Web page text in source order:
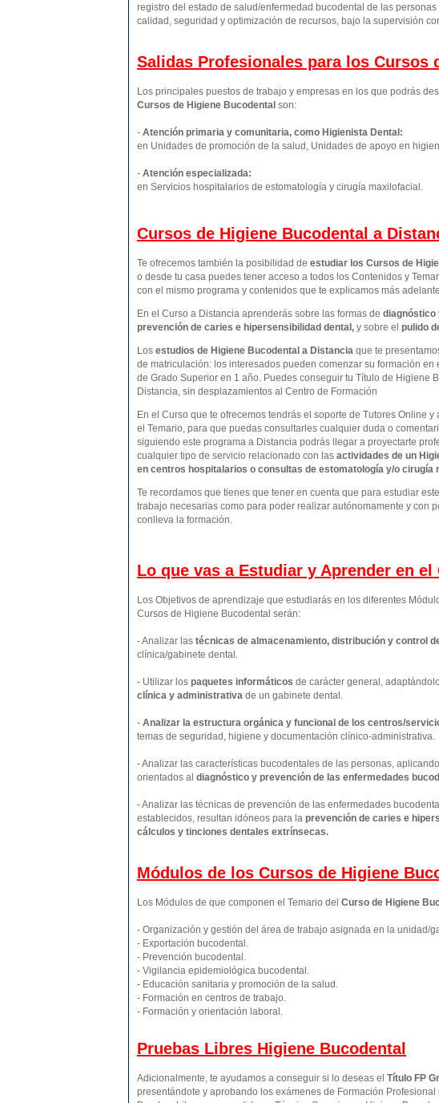
registro del estado de salud/enfermedad bucodental de las
calidad, seguridad y optimización de recursos, bajo la supervisión
Salidas Profesionales para los Cursos
Los principales puestos de trabajo y empresas en los que podrás
Cursos de Higiene Bucodental son:
- Atención primaria y comunitaria, como Higienista Dental:
en Unidades de promoción de la salud, Unidades de apoyo en
- Atención especializada:
en Servicios hospitalarios de estomatología y cirugía maxilofacial.
Cursos de Higiene Bucodental a
Te ofrecemos también la posibilidad de estudiar los Cursos de
o desde tu casa puedes tener acceso a todos los Contenidos y
con el mismo programa y contenidos que te explicamos más adelante.
En el Curso a Distancia aprenderás sobre las formas de diagnóstico
prevención de caries e hipersensibilidad dental, y sobre el pulido
Los estudios de Higiene Bucodental a Distancia que te
de matriculación: los interesados pueden comenzar su formación
de Grado Superior en 1 año. Puedes conseguir tu Título de Higiene
Distancia, sin desplazamientos al Centro de Formación
En el Curso que te ofrecemos tendrás el soporte de Tutores Online
el Temario, para que puedas consultarles cualquier duda o
siguiendo este programa a Distancia podrás llegar a proyectarte
cualquier tipo de servicio relacionado con las actividades de un
en centros hospitalarios o consultas de estomatología y/o cirugía
Te recordamos que tienes que tener en cuenta que para estudiar
trabajo necesarias como para poder realizar autónomamente y con
conlleva la formación.
Lo que vas a Estudiar y Aprender en
Los Objetivos de aprendizaje que estudiarás en los diferentes
Cursos de Higiene Bucodental serán:
- Analizar las técnicas de almacenamiento, distribución y control
clínica/gabinete dental.
- Utilizar los paquetes informáticos de carácter general,
clínica y administrativa de un gabinete dental.
- Analizar la estructura orgánica y funcional de los centros/
temas de seguridad, higiene y documentación clínico-administrativa.
- Analizar las características bucodentales de las personas,
orientados al diagnóstico y prevención de las enfermedades
- Analizar las técnicas de prevención de las enfermedades
establecidos, resultan idóneos para la prevención de caries e
cálculos y tinciones dentales extrínsecas.
Módulos de los Cursos de Higiene
Los Módulos de que componen el Temario del Curso de Higiene
- Organización y gestión del área de trabajo asignada en la unidad/
- Exportación bucodental.
- Prevención bucodental.
- Vigilancia epidemiológica bucodental.
- Educación sanitaria y promoción de la salud.
- Formación en centros de trabajo.
- Formación y orientación laboral.
Pruebas Libres Higiene Bucodental
Adicionalmente, te ayudamos a conseguir si lo deseas el Título FP
presentándote y aprobando los exámenes de Formación